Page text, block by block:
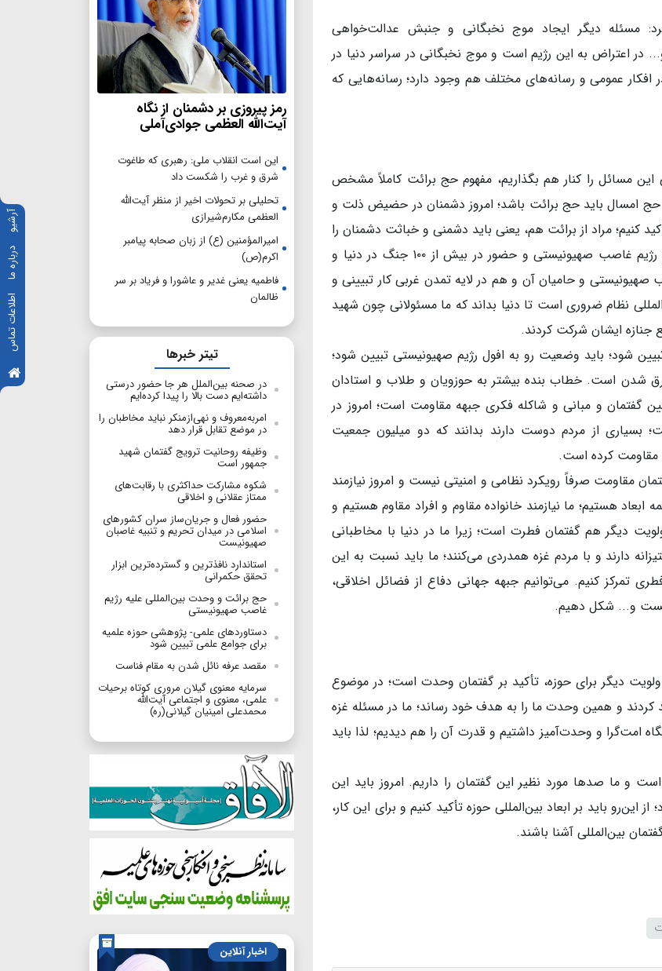
آرشیو
درباره ما
اطلاعات تماس
مسئله دیگر ایجاد موج نخبگانی و جنبش عدالت‌خواهی
در اعتراض به این رژیم است و موج نخبگانی در سراسر دنیا در
عمومی و رسانه‌های مختلف هم وجود دارد؛ رسانه‌هایی که
این مسائل را کنار هم بگذاریم، مفهوم حج برائت کاملاً مشخص
امسال باید حج برائت باشد؛ امروز دشمنان در حضیض ذلت و
کنیم؛ مراد از برائت هم، یعنی باید دشمنی و خباثت دشمنان را
بیش از گذشته تبیین کنیم، جنایات آمریکا در حمایت از رژیم غاصب صهیونیستی و حضور در بیش از ۱۰۰ جنگ در دنیا و
صهیونیستی و حامیان آن و هم در لایه تمدن غربی کار تبیینی و
نظام ضروری است تا دنیا بداند که ما مسئولانی چون شهید
شود؛ باید وضعیت رو به افول رژیم صهیونیستی تبیین شود؛
شدن است. خطاب بنده بیشتر به حوزویان و طلاب و استادان
گفتمان و مبانی و شاکله فکری جبهه مقاومت است؛ امروز در
بسیاری از مردم دوست دارند بدانند که دو میلیون جمعیت
مقاومت کرده است.
مقاومت صرفاً رویکرد نظامی و امنیتی نیست و امروز نیازمند
هستیم؛ ما نیازمند خانواده مقاوم و افراد مقاوم هستیم و
دیگر هم گفتمان فطرت است؛ زیرا ما در دنیا با مخاطبانی
دارند و با مردم غزه همدردی می‌کنند؛ ما باید نسبت به این
تمرکز کنیم. می‌توانیم جبهه جهانی دفاع از فضائل اخلاقی،
و... شکل دهیم.
دیگر برای حوزه، تأکید بر گفتمان وحدت است؛ در موضوع
و همین وحدت ما را به هدف خود رساند؛ ما در مسئله غزه
امت‌گرا و وحدت‌آمیز داشتیم و قدرت آن را هم دیدیم؛ لذا باید
و ما صدها مورد نظیر این گفتمان را داریم. امروز باید این
این‌رو باید بر ابعاد بین‌المللی حوزه تأکید کنیم و برای این کار،
بین‌المللی آشنا باشند.
رمز پیروزی بر دشمنان از نگاه
آیت‌الله العظمی جوادی‌آملی
این است انقلاب ملی: رهبری که طاغوت
شرق و غرب را شکست داد
تحلیلی بر تحولات اخیر از منظر آیت‌الله
العظمی مکارم‌شیرازی
امیرالمؤمنین (ع) از زبان صحابه پیامبر
اکرم(ص)
فاطمیه یعنی غدیر و عاشورا و فریاد بر سر
ظالمان
تیتر خبرها
در صحنه بین‌الملل هر جا حضور درستی
داشته‌ایم دست بالا را پیدا کرده‌ایم
امربه‌معروف و نهی‌ازمنکر نباید مخاطبان را
در موضع تقابل قرار دهد
وظیفه روحانیت ترویج گفتمان شهید
جمهور است
شکوه مشارکت حداکثری با رقابت‌های
ممتاز عقلانی و اخلاقی
حضور فعال و جریان‌ساز سران کشورهای
اسلامی در میدان تحریم و تنبیه غاصبان
صهیونیست
استاندارد نافذترین و گسترده‌ترین ابزار
تحقق حکمرانی
حج برائت و وحدت بین‌المللی علیه رژیم
غاصب صهیونیستی
دستاوردهای علمی- پژوهشی حوزه علمیه
برای جوامع علمی تبیین شود
مقصد عرفه نائل شدن به مقام فناست
سرمایه معنوی گیلان مروری کوتاه برحیات
علمی، معنوی و اجتماعی آیت‌الله
محمدعلی امینیان گیلانی(ره)
اخبار آنلاین